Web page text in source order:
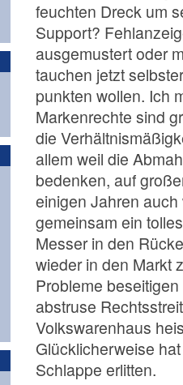
feuchten Dreck um
Support?
ausgemustert oder
tauchen jetzt
punkten wollen. Ich
Markenrechte sind
die
allem weil die
bedenken, auf
einigen Jahren
gemeinsam ein
Messer in den
wieder in den Markt
Probleme
abstruse
Volkswarenhaus
Glücklicherweise
Schlappe erlitten.